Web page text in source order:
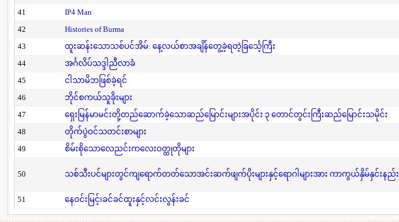
41 IP4 Man
42
Histories of Burma
43
ထူးဆန်းသောသစ်ပင်အိမ်: နေ့လယ်စာအချိန်တွေ့ခဲ့ရတဲ့ခြင်္သေ့ကြီး
44
အင်္ဂလိပ်သဒ္ဒါညီလာခံ
45
ငါသာမိဘဖြစ်ခဲ့ရင်
46
ဘိုင်စကယ်သူခိုးများ
47
ရှေးမြန်မာမင်းတို့တည်ဆောက်ခဲ့သောဆည်မြောင်းများအပိုင်း ၃ တောင်တွင်းကြီးဆည်မြောင်းသမိုင်း
48
တိုက်ပွဲဝင်သတင်းစာများ
49
စိမ်းစိုသောလေညင်းကလေးဝတ္ထုတိုများ
50 သစ်သီးပင်များတွင်ကျရောက်တတ်သောအင်းဆက်ဖျက်ပိုးများနှင့်ရောဂါများအား ကာကွယ်နှိမ်နှင်းနည်း
51 နေဝင်းမြင့်၊ခင်ခင်ထူးနှင့်လင်းလွန်းခင်